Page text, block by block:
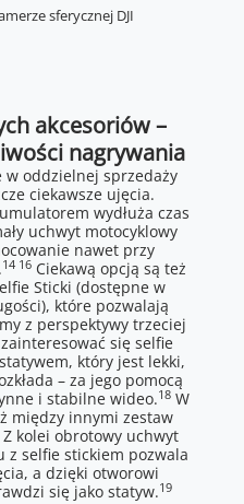
akcesoriów –
nagrywania
oddzielnej sprzedaży
ciekawsze ujęcia.
wydłuża czas
uchwyt motocyklowy
nawet przy
14 16 Ciekawą opcją są też
Sticki (dostępne w
które pozwalają
z perspektywy trzeciej
się selfie
który jest lekki,
– za jego pomocą
i stabilne wideo.18 W
między innymi zestaw
kolei obrotowy uchwyt
z selfie stickiem pozwala
a dzięki otworowi
się jako statyw.19